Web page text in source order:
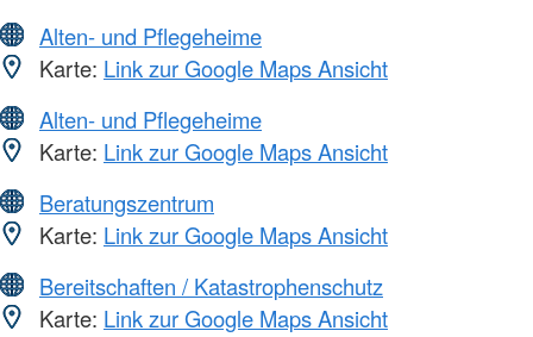
Alten- und Pflegeheime
Karte: Link zur Google Maps Ansicht
Alten- und Pflegeheime
Karte: Link zur Google Maps Ansicht
Beratungszentrum
Karte: Link zur Google Maps Ansicht
Bereitschaften / Katastrophenschutz
Karte: Link zur Google Maps Ansicht